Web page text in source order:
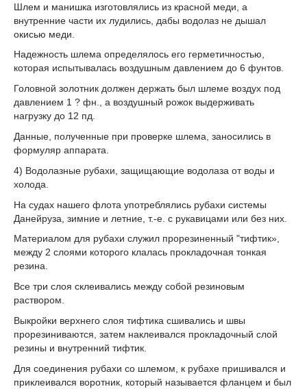
Шлем и манишка изготовлялись из красной меди, а
внутренние части их лудились, дабы водолаз не дышал
окисью меди.
Надежность шлема определялось его герметичностью,
которая испытывалась воздушным давлением до 6 фунтов.
Головной золотник должен держать был шлеме воздух под
давлением 1 ? фн., а воздушный рожок выдерживать
нагрузку до 12 пд.
Данные, полученные при проверке шлема, заносились в
формуляр аппарата.
4) Водолазные рубахи, защищающие водолаза от воды и
холода.
На судах нашего флота употреблялись рубахи системы
Данейруза, зимние и летние, т.-е. с рукавицами или без них.
Материалом для рубахи служил прорезиненный "тифтик»,
между 2 слоями которого клалась прокладочная тонкая
резина.
Все три слоя склеивались между собой резиновым
раствором.
Выкройки верхнего слоя тифтика сшивались и швы
прорезиниваются, затем наклеивался прокладочный слой
резины и внутренний тифтик.
Для соединения рубахи со шлемом, к рубахе пришивался и
приклеивался воротник, который называется фланцем и был